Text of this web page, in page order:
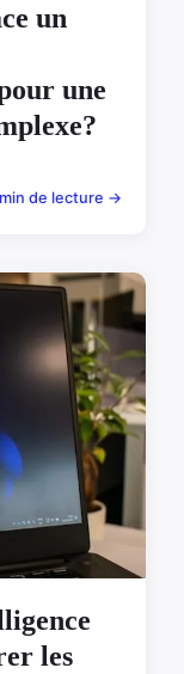
un
une
de lecture →
les